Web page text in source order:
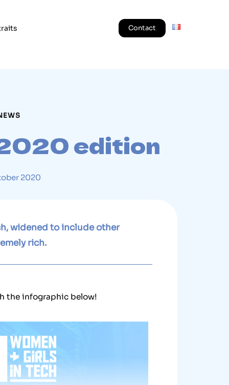
Contact
edition
2020
widened to include other
rich.
the infographic below!